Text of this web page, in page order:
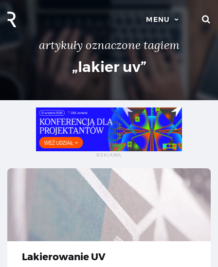
MENU
artykuły oznaczone tagiem
„lakier uv”
Lakierowanie UV